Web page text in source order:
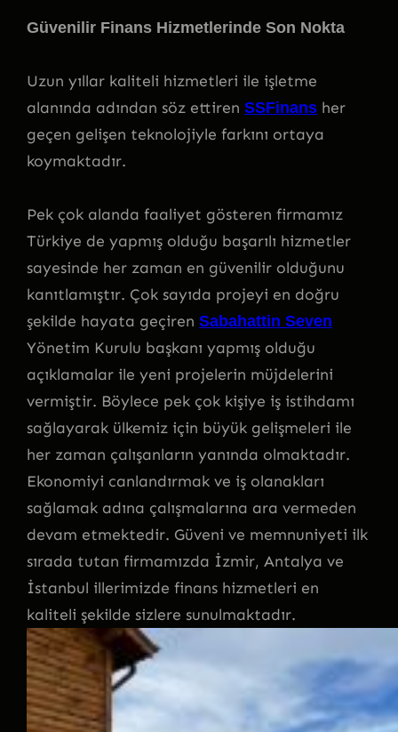
Güvenilir Finans Hizmetlerinde Son Nokta
Uzun yıllar kaliteli hizmetleri ile işletme
alanında adından söz ettiren SSFinans her
geçen gelişen teknolojiyle farkını ortaya
koymaktadır.
Pek çok alanda faaliyet gösteren firmamız
Türkiye de yapmış olduğu başarılı hizmetler
sayesinde her zaman en güvenilir olduğunu
kanıtlamıştır. Çok sayıda projeyi en doğru
şekilde hayata geçiren Sabahattin Seven
Yönetim Kurulu başkanı yapmış olduğu
açıklamalar ile yeni projelerin müjdelerini
vermiştir. Böylece pek çok kişiye iş istihdamı
sağlayarak ülkemiz için büyük gelişmeleri ile
her zaman çalışanların yanında olmaktadır.
Ekonomiyi canlandırmak ve iş olanakları
sağlamak adına çalışmalarına ara vermeden
devam etmektedir. Güveni ve memnuniyeti ilk
sırada tutan firmamızda İzmir, Antalya ve
İstanbul illerimizde finans hizmetleri en
kaliteli şekilde sizlere sunulmaktadır.